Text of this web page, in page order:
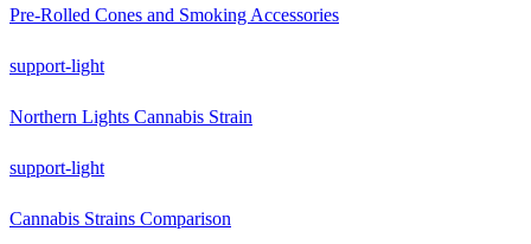
Pre-Rolled Cones and Smoking Accessories
support-light
Northern Lights Cannabis Strain
support-light
Cannabis Strains Comparison